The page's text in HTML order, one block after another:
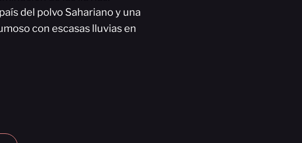
del polvo Sahariano y una
con escasas lluvias en